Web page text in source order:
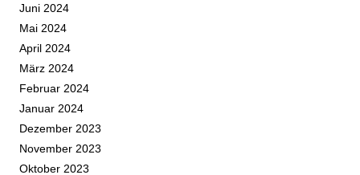
Juni 2024
Mai 2024
April 2024
März 2024
Februar 2024
Januar 2024
Dezember 2023
November 2023
Oktober 2023